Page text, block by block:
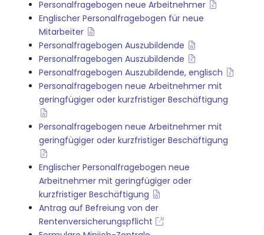
Personalfragebogen neue Arbeitnehmer
Englischer Personalfragebogen für neue
Mitarbeiter
Personalfragebogen Auszubildende
Personalfragebogen Auszubildende
Personalfragebogen Auszubildende, englisch
Personalfragebogen neue Arbeitnehmer mit
geringfügiger oder kurzfristiger Beschäftigung
Personalfragebogen neue Arbeitnehmer mit
geringfügiger oder kurzfristiger Beschäftigung
Englischer Personalfragebogen neue
Arbeitnehmer mit geringfügiger oder
kurzfristiger Beschäftigung
Antrag auf Befreiung von der
Rentenversicherungspflicht